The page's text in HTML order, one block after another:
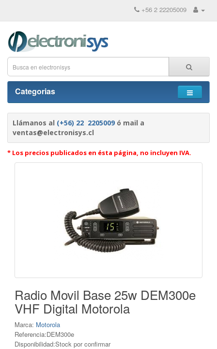
+56 2 22205009
Categorias
Llámanos al (+56) 22 2205009 ó mail a
ventas@electronisys.cl
* Los precios publicados en ésta página, no incluyen IVA.
Radio Movil Base 25w DEM300e
VHF Digital Motorola
Marca: Motorola
Referencia:DEM300e
Disponibilidad:Stock por confirmar